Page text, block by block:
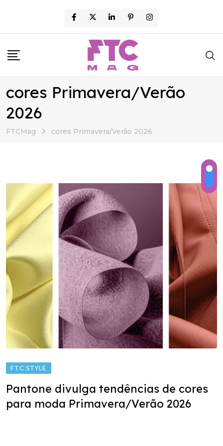
content
cores Primavera/Verão
2026
FTCMag cores Primavera/Verão 2026
FTC STYLE
Pantone divulga tendências de cores
para moda Primavera/Verão 2026